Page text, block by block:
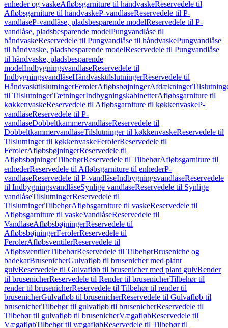
enheder og vaskeAfløbsgarniture til håndvaskeReservedele til
Afløbsgarniture til håndvaskeP-vandlåseReservedele til P-
vandlåseP-vandlåse, pladsbesparende modelReservedele til P-
vandlåse, pladsbesparende modelPungvandlåse til
håndvaskeReservedele til Pungvandlåse til håndvaskePungvandlåse
til håndvaske, pladsbesparende modelReservedele til Pungvandlåse
til håndvaske, pladsbesparende
modelIndbygningsvandlåseReservedele til
IndbygningsvandlåseHåndvasktilslutningerReservedele til
HåndvasktilslutningerFerolerAfløbsbøjningerAfdækninger
til TilslutningerTætningerIndbygningskabinetterAfløbsgarniture til
køkkenvaskeReservedele til Afløbsgarniture til køkkenvaskeP-
vandlåseReservedele til P-
vandlåseDobbeltkammervandlåseReservedele til
DobbeltkammervandlåseTilslutninger til køkkenvaskeReservedele til
Tilslutninger til køkkenvaskeFerolerReservedele til
FerolerAfløbsbøjningerReservedele til
AfløbsbøjningerTilbehørReservedele til TilbehørAfløbsgarniture til
enhederReservedele til Afløbsgarniture til enhederP-
vandlåseReservedele til P-vandlåseIndbygningsvandlåseReservedele
til IndbygningsvandlåseSynlige vandlåseReservedele til Synlige
vandlåseTilslutningerReservedele til
TilslutningerTilbehørAfløbsgarniture til vaskeReservedele til
Afløbsgarniture til vaskeVandlåseReservedele til
VandlåseAfløbsbøjningerReservedele til
AfløbsbøjningerFerolerReservedele til
FerolerAfløbsventilerReservedele til
AfløbsventilerTilbehørReservedele til TilbehørBruseniche og
badekarBrusenicherGulvafløb til brusenicher med plant
gulvReservedele til Gulvafløb til brusenicher med plant gulvRender
til brusenicherReservedele til Render til brusenicherTilbehør til
render til brusenicherReservedele til Tilbehør til render til
brusenicherGulvafløb til brusenicherReservedele til Gulvafløb til
brusenicherTilbehør til gulvafløb til brusenicherReservedele til
Tilbehør til gulvafløb til brusenicherVægafløbReservedele til
VægafløbTilbehør til vægafløbReservedele til Tilbehør til